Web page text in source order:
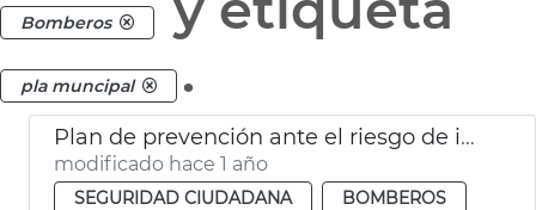
Bomberos
pla muncipal .
Plan de prevención ante el riesgo de inundaciones en el término de València
modificado hace 1 año
SEGURIDAD CIUDADANA
BOMBEROS